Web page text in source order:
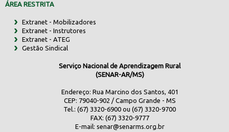
ÁREA RESTRITA
Extranet - Mobilizadores
Extranet - Instrutores
Extranet - ATEG
Gestão Sindical
Serviço Nacional de Aprendizagem Rural
(SENAR-AR/MS)
Endereço: Rua Marcino dos Santos, 401
CEP: 79040-902 / Campo Grande - MS
Tel.: (67) 3320-6900 ou (67) 3320-9700
FAX: (67) 3320-9777
E-mail: senar@senarms.org.br